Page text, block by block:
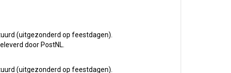
(uitgezonderd op feestdagen).
door PostNL.
(uitgezonderd op feestdagen).